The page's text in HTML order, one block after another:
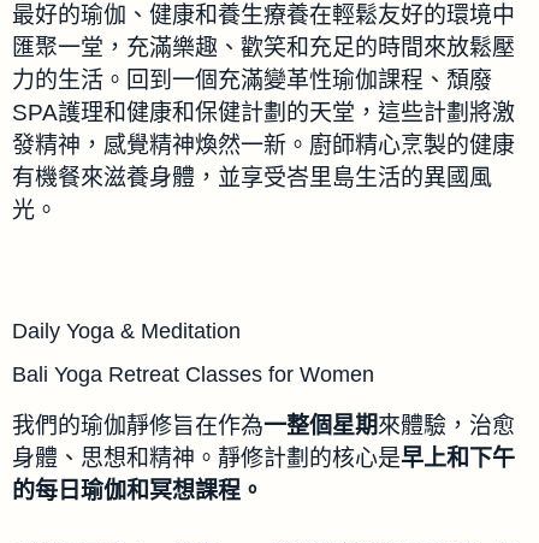
最好的瑜伽、健康和養生療養在輕鬆友好的環境中
匯聚一堂，充滿樂趣、歡笑和充足的時間來放鬆壓
力的生活。回到一個充滿變革性瑜伽課程、頹廢
SPA護理和健康和保健計劃的天堂，這些計劃將激
發精神，感覺精神煥然一新。廚師精心烹製的健康
有機餐來滋養身體，並享受峇里島生活的異國風
光。
Daily Yoga & Meditation
Bali Yoga Retreat Classes for Women
我們的瑜伽靜修旨在作為一整個星期來體驗，治愈
身體、思想和精神。靜修計劃的核心是早上和下午
的每日瑜伽和冥想課程。